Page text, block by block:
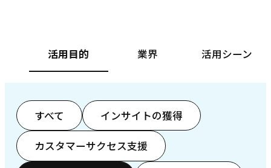
活用目的 業界 活用シーン
すべて インサイトの獲得
カスタマーサクセス支援